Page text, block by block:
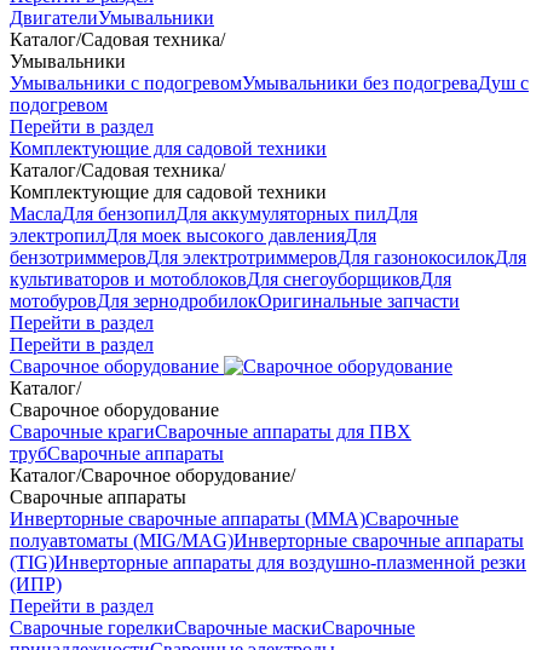
ДвигателиУмывальники
Каталог/Садовая техника/
Умывальники
Умывальники с подогревомУмывальники без подогреваДуш с
подогревом
Перейти в раздел
Комплектующие для садовой техники
Каталог/Садовая техника/
Комплектующие для садовой техники
МаслаДля бензопилДля аккумуляторных пилДля
электропилДля моек высокого давленияДля
бензотриммеровДля электротриммеровДля газонокосилокДля
культиваторов и мотоблоковДля снегоуборщиковДля
мотобуровДля зернодробилокОригинальные запчасти
Перейти в раздел
Перейти в раздел
Сварочное оборудование
Каталог/
Сварочное оборудование
Сварочные крагиСварочные аппараты для ПВХ
трубСварочные аппараты
Каталог/Сварочное оборудование/
Сварочные аппараты
Инверторные сварочные аппараты (ММА)Сварочные
полуавтоматы (MIG/MAG)Инверторные сварочные аппараты
(TIG)Инверторные аппараты для воздушно-плазменной резки
(ИПР)
Перейти в раздел
Сварочные горелкиСварочные маскиСварочные